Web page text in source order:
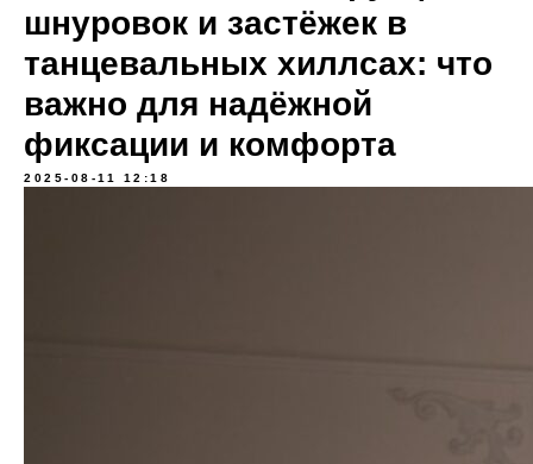
шнуровок и застёжек в
танцевальных хиллсах: что
важно для надёжной
фиксации и комфорта
2025-08-11 12:18